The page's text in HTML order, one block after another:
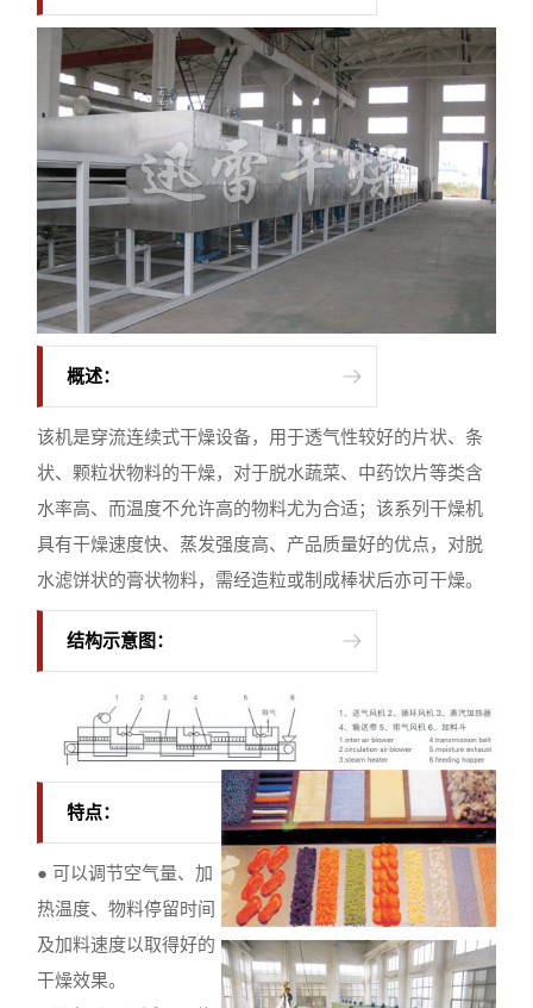
概述：
该机是穿流连续式干燥设备，用于透气性较好的片状、条
状、颗粒状物料的干燥，对于脱水蔬菜、中药饮片等类含
水率高、而温度不允许高的物料尤为合适；该系列干燥机
具有干燥速度快、蒸发强度高、产品质量好的优点，对脱
水滤饼状的膏状物料，需经造粒或制成棒状后亦可干燥。
结构示意图：
特点：
● 可以调节空气量、加
热温度、物料停留时间
及加料速度以取得好的
干燥效果。